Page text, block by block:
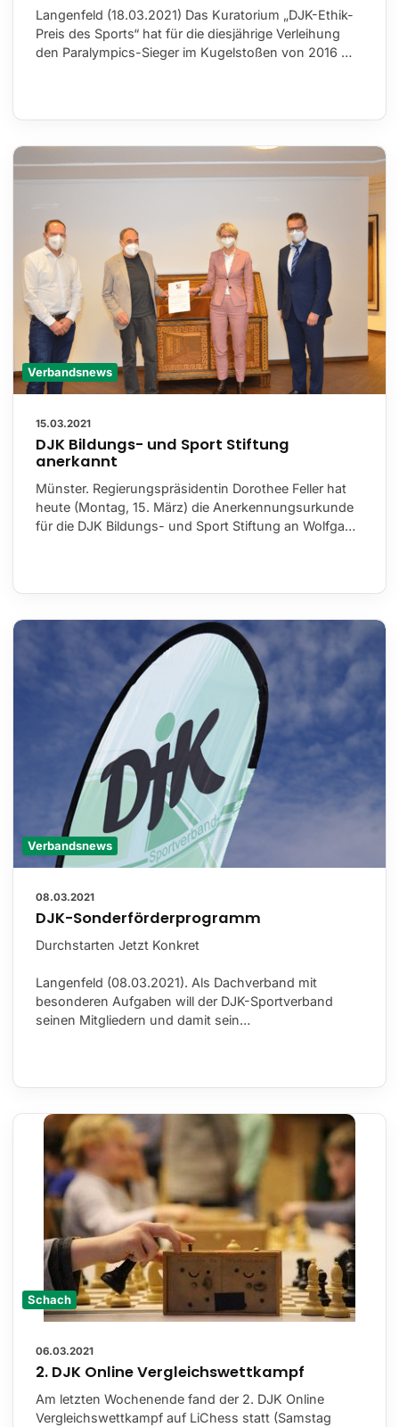
Langenfeld (18.03.2021) Das Kuratorium „DJK-Ethik-
Preis des Sports“ hat für die diesjährige Verleihung
den Paralympics-Sieger im Kugelstoßen von 2016 …
Verbandsnews
15.03.2021
DJK Bildungs- und Sport Stiftung
anerkannt
Münster. Regierungspräsidentin Dorothee Feller hat
heute (Montag, 15. März) die Anerkennungsurkunde
für die DJK Bildungs- und Sport Stiftung an Wolfga…
Verbandsnews
08.03.2021
DJK-Sonderförderprogramm
Durchstarten Jetzt Konkret
Langenfeld (08.03.2021). Als Dachverband mit
besonderen Aufgaben will der DJK-Sportverband
seinen Mitgliedern und damit sein…
Schach
06.03.2021
2. DJK Online Vergleichswettkampf
Am letzten Wochenende fand der 2. DJK Online
Vergleichswettkampf auf LiChess statt (Samstag